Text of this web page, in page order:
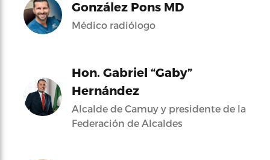
González Pons MD
Médico radiólogo
Hon. Gabriel “Gaby”
Hernández
Alcalde de Camuy y presidente de la
Federación de Alcaldes